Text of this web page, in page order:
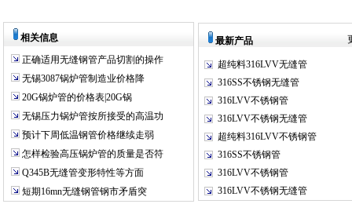
相关信息
正确适用无缝钢管产品切割的操作
无锡3087锅炉管制造业价格降
20G锅炉管的价格表|20G锅
无锡压力锅炉管按所接受的高温功
预计下周低温钢管价格继续走弱
怎样检验高压锅炉管的质量是否符
Q345B无缝管变形特性等方面
短期16mn无缝钢管钢市矛盾突
最新产品
超纯料316LVV无缝管
316SS不锈钢无缝管
316LVV不锈钢管
316LVV不锈钢无缝管
超纯料316LVV不锈钢管
316SS不锈钢管
316LVV不锈钢管
316LVV不锈钢无缝管